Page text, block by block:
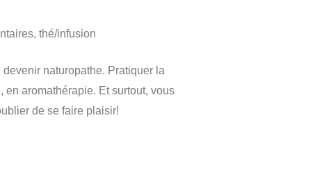
thé/infusion
naturopathe. Pratiquer la
aromathérapie. Et surtout, vous
de se faire plaisir!